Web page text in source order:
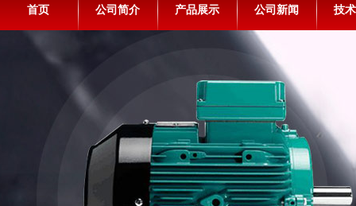
首页 公司简介 产品展示 公司新闻 技